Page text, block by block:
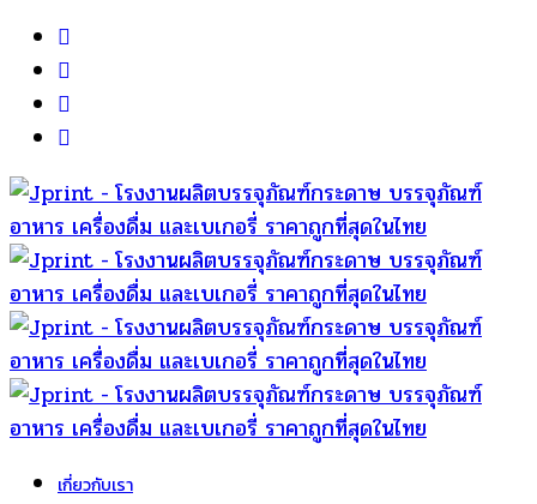
เกี่ยวกับเรา